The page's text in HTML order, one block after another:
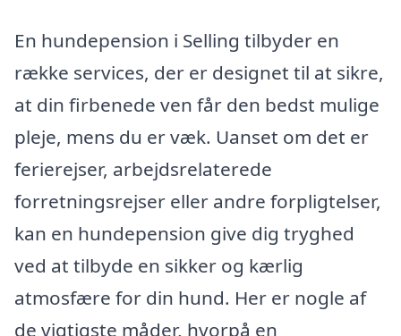
En hundepension i Selling tilbyder en
række services, der er designet til at sikre,
at din firbenede ven får den bedst mulige
pleje, mens du er væk. Uanset om det er
ferierejser, arbejdsrelaterede
forretningsrejser eller andre forpligtelser,
kan en hundepension give dig tryghed
ved at tilbyde en sikker og kærlig
atmosfære for din hund. Her er nogle af
de vigtigste måder, hvorpå en